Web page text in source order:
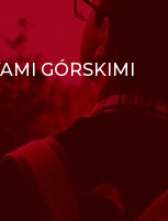
GÓRSKIMI